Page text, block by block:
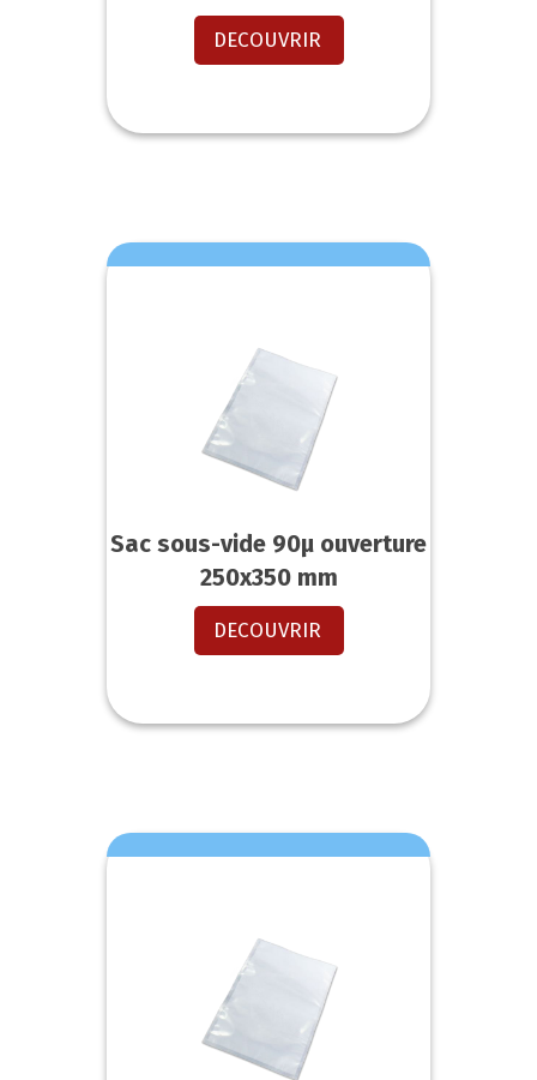
DECOUVRIR
Sac sous-vide 90µ ouverture
250x350 mm
DECOUVRIR